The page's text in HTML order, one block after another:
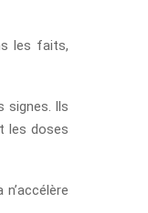
les faits,
signes. Ils
les doses